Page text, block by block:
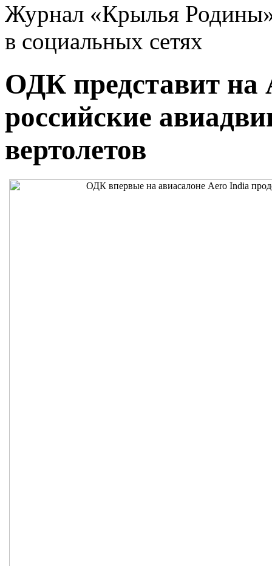
Журнал «Крылья
в социальных сетях
ОДК представит
российские
вертолетов